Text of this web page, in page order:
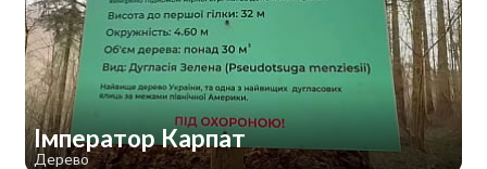
Імператор Карпат
Дерево